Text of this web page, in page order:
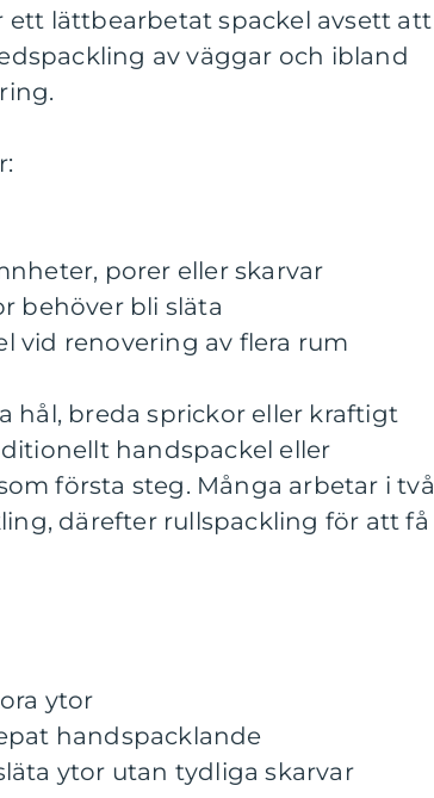
ett lättbearbetat spackel avsett att
av väggar och ibland
porer eller skarvar
behöver bli släta
vid renovering av flera rum
hål, breda sprickor eller kraftigt
handspackel eller
första steg. Många arbetar i två
därefter rullspackling för att få
ytor
handspacklande
ytor utan tydliga skarvar